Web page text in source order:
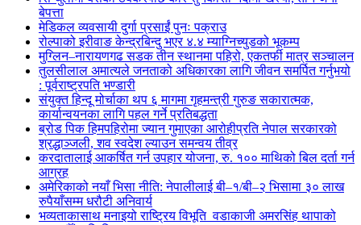
बेपत्ता
मेडिकल व्यवसायी दुर्गा प्रसाईं पुनः पक्राउ
रोल्पाको इरीवाङ केन्द्रबिन्दु भएर ४.४ म्याग्निच्युडको भूकम्प
मुग्लिन–नारायणगढ सडक तीन स्थानमा पहिरो, एकतर्फी मात्र सञ्चालन
तुलसीलाल अमात्यले जनताको अधिकारका लागि जीवन समर्पित गर्नुभयो
: पूर्वराष्ट्रपति भण्डारी
संयुक्त हिन्दू मोर्चाका थप ६ मागमा गृहमन्त्री गुरुङ सकारात्मक,
कार्यान्वयनका लागि पहल गर्ने प्रतिबद्धता
ब्रोड पिक हिमपहिरोमा ज्यान गुमाएका आरोहीप्रति नेपाल सरकारको
श्रद्धाञ्जली, शव स्वदेश ल्याउन समन्वय तीव्र
करदातालाई आकर्षित गर्न उपहार योजना, रु. १०० माथिको बिल दर्ता गर्न
आग्रह
अमेरिकाको नयाँ भिसा नीति: नेपालीलाई बी–१/बी–२ भिसामा ३० लाख
रुपैयाँसम्म धरौटी अनिवार्य
भव्यताकासाथ मनाइयो राष्ट्रिय विभूति वडाकाजी अमरसिंह थापाको